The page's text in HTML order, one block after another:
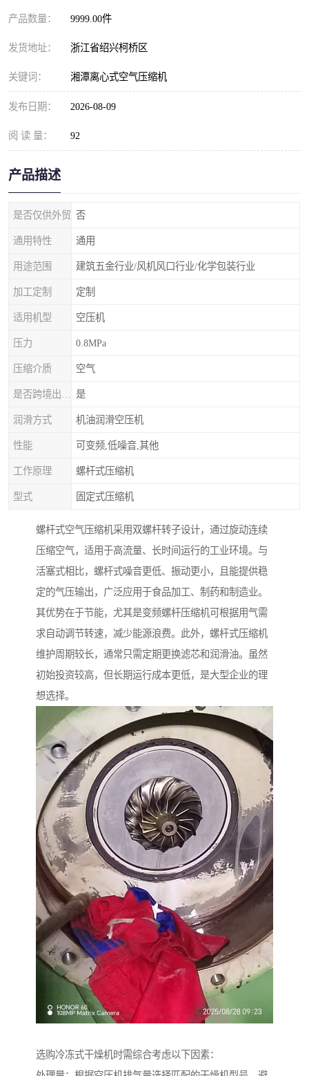
产品数量： 9999.00件
发货地址： 浙江省绍兴柯桥区
关键词： 湘潭离心式空气压缩机
发布日期： 2026-08-09
阅 读 量： 92
产品描述
是否仅供外贸 否
通用特性 通用
用途范围 建筑五金行业/风机风口行业/化学包装行业
加工定制 定制
适用机型 空压机
压力 0.8MPa
压缩介质 空气
是
润滑方式 机油润滑空压机
性能 可变频,低噪音,其他
工作原理 螺杆式压缩机
型式 固定式压缩机
螺杆式空气压缩机采用双螺杆转子设计，通过旋动连续
压缩空气，适用于高流量、长时间运行的工业环境。与
活塞式相比，螺杆式噪音更低、振动更小，且能提供稳
定的气压输出，广泛应用于食品加工、制药和制造业。
其优势在于节能，尤其是变频螺杆压缩机可根据用气需
求自动调节转速，减少能源浪费。此外，螺杆式压缩机
维护周期较长，通常只需定期更换滤芯和润滑油。虽然
初始投资较高，但长期运行成本更低，是大型企业的理
想选择。
选购冷冻式干燥机时需综合考虑以下因素：